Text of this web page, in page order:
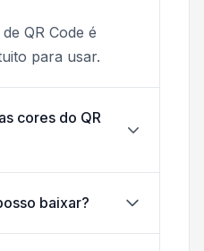
QR Code é
para usar.
cores do QR
baixar?